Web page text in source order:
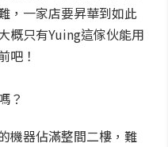
，一家店要昇華到如此
概只有Yuing這傢伙能用
吧！
？
機器佔滿整間二樓，難